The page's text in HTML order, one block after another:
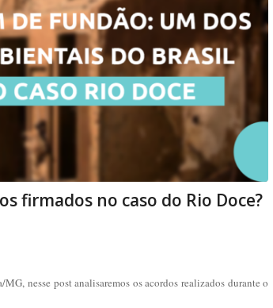
firmados no caso do Rio Doce?
nesse post analisaremos os acordos realizados durante o